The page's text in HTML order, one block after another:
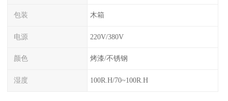
包装 木箱
电源 220V/380V
颜色 烤漆/不锈钢
湿度 100R.H/70~100R.H